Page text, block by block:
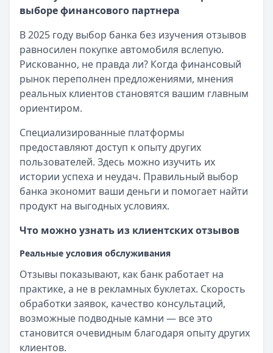
выборе финансового партнера
В 2025 году выбор банка без изучения отзывов
равносилен покупке автомобиля вслепую.
Рискованно, не правда ли? Когда финансовый
рынок переполнен предложениями, мнения
реальных клиентов становятся вашим главным
ориентиром.
Специализированные платформы
предоставляют доступ к опыту других
пользователей. Здесь можно изучить их
истории успеха и неудач. Правильный выбор
банка экономит ваши деньги и помогает найти
продукт на выгодных условиях.
Что можно узнать из клиентских отзывов
Реальные условия обслуживания
Отзывы показывают, как банк работает на
практике, а не в рекламных буклетах. Скорость
обработки заявок, качество консультаций,
возможные подводные камни — все это
становится очевидным благодаря опыту других
клиентов.